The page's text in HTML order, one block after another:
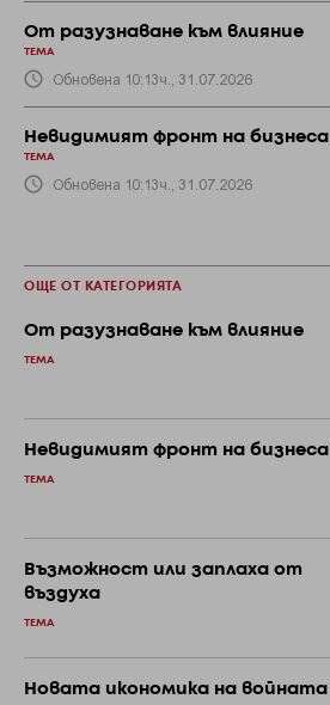
От разузнаване към влияние
ТЕМА
Обновена 10:13ч., 31.07.2026
Невидимият фронт на бизнеса
ТЕМА
Обновена 10:13ч., 31.07.2026
ОЩЕ ОТ КАТЕГОРИЯТА
От разузнаване към влияние
ТЕМА
Невидимият фронт на бизнеса
ТЕМА
Възможност или заплаха от
въздуха
ТЕМА
Новата икономика на войната